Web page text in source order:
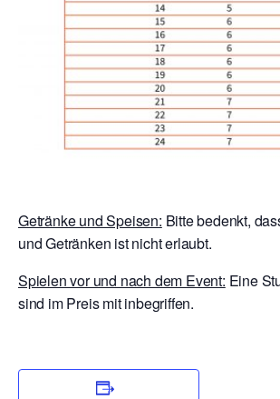
Getränke und Speisen: Bitte bedenkt,
und Getränken ist nicht erlaubt.
Spielen vor und nach dem Event: Eine
sind im Preis mit inbegriffen.